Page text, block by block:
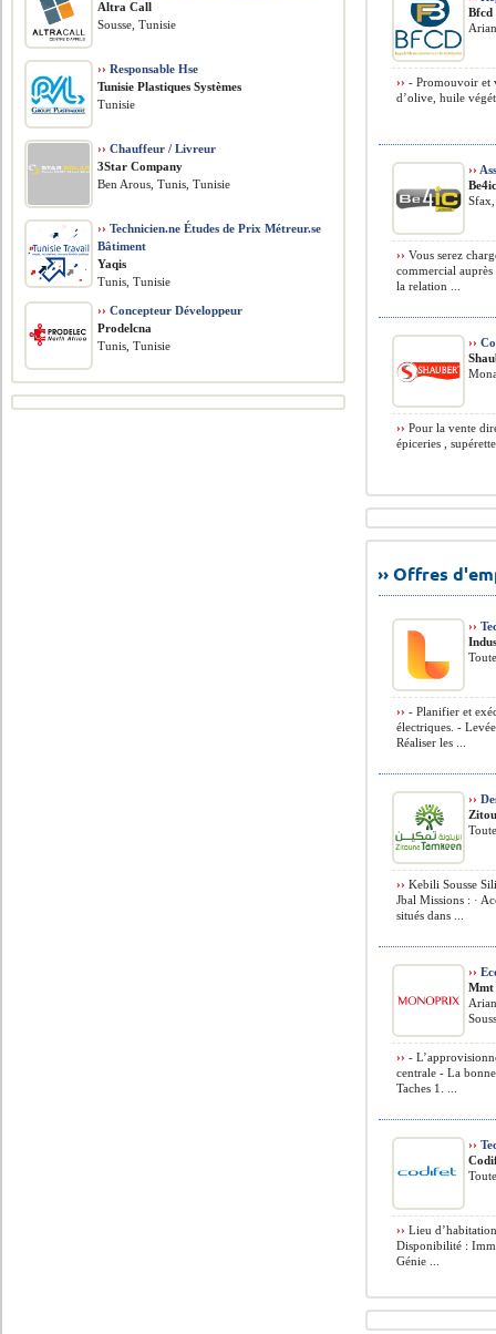
Bfcd
›› - Promouvoir et
d’olive, huile
››
›› Vous serez
commercial
la relation ...
››
›› Pour la vente
épiceries ,
›› Offres
››
›› - Planifier et
électriques. -
Réaliser les ...
››
›› Kebili Sousse
Jbal Missions : ·
situés dans ...
››
Mmt
›› -
centrale - La
Taches 1. ...
››
›› Lieu
Disponibilité :
Génie ...
Altra Call
Sousse, Tunisie
›› Responsable Hse
Tunisie Plastiques Systèmes
Tunisie
›› Chauffeur / Livreur
3Star Company
Ben Arous, Tunis, Tunisie
›› Technicien.ne Études de Prix Métreur.se
Bâtiment
Yaqis
Tunis, Tunisie
›› Concepteur Développeur
Prodelcna
Tunis, Tunisie